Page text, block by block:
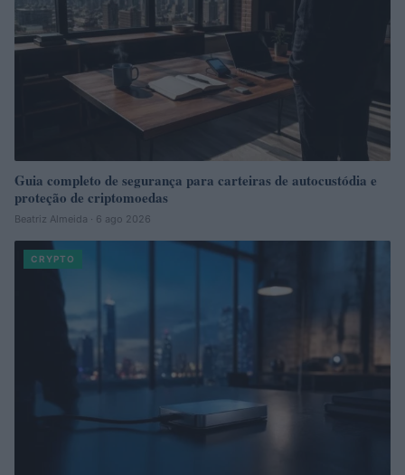
Guia completo de segurança para carteiras de autocustódia e
proteção de criptomoedas
Beatriz Almeida · 6 ago 2026
CRYPTO